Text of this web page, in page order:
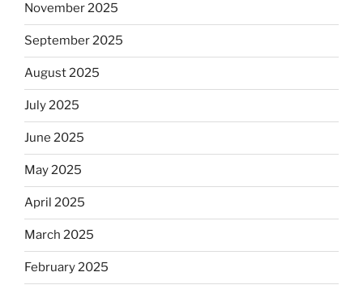
November 2025
September 2025
August 2025
July 2025
June 2025
May 2025
April 2025
March 2025
February 2025